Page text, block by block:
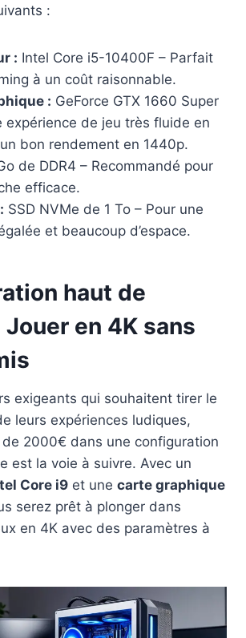
:
: Intel Core i5-10400F – Parfait
à un coût raisonnable.
: GeForce GTX 1660 Super
expérience de jeu très fluide en
bon rendement en 1440p.
de DDR4 – Recommandé pour
efficace.
SSD NVMe de 1 To – Pour une
et beaucoup d’espace.
haut de
Jouer en 4K sans
exigeants qui souhaitent tirer le
leurs expériences ludiques,
2000€ dans une configuration
est la voie à suivre. Avec un
Core i9 et une carte graphique
serez prêt à plonger dans
en 4K avec des paramètres à